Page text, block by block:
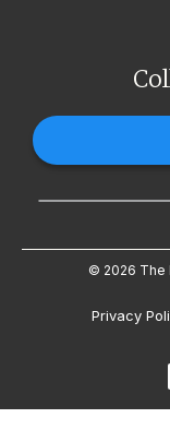
© 2026 The
Privacy